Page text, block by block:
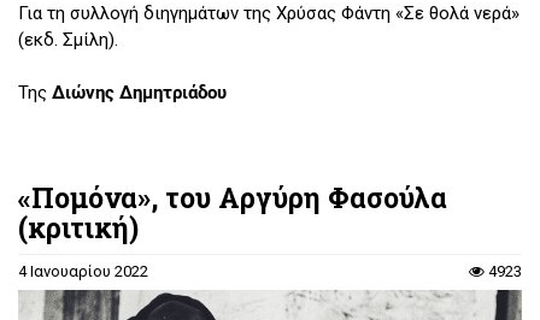
Για τη συλλογή διηγημάτων της Χρύσας Φάντη «Σε θολά νερά»
(εκδ. Σμίλη).
Της Διώνης Δημητριάδου
«Πομόνα», του Αργύρη Φασούλα
(κριτική)
4 Ιανουαρίου 2022 4923